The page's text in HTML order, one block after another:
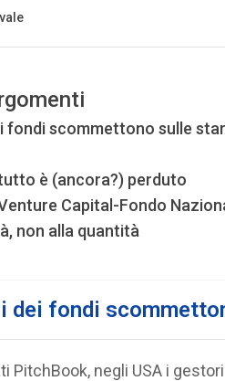
fondi scommettono sulle
è (ancora?) perduto
Capital-Fondo
non alla quantità
dei fondi
PitchBook, negli USA i